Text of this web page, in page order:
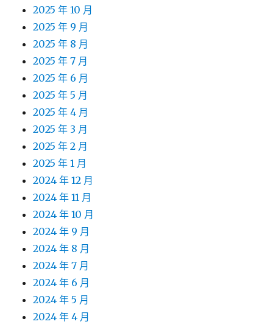
2025 年 10 月
2025 年 9 月
2025 年 8 月
2025 年 7 月
2025 年 6 月
2025 年 5 月
2025 年 4 月
2025 年 3 月
2025 年 2 月
2025 年 1 月
2024 年 12 月
2024 年 11 月
2024 年 10 月
2024 年 9 月
2024 年 8 月
2024 年 7 月
2024 年 6 月
2024 年 5 月
2024 年 4 月